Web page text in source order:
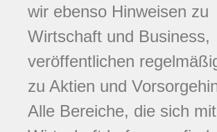
wir ebenso Hinweisen zu
Wirtschaft und Business,
veröffentlichen
zu Aktien und
Alle Bereiche, die sich